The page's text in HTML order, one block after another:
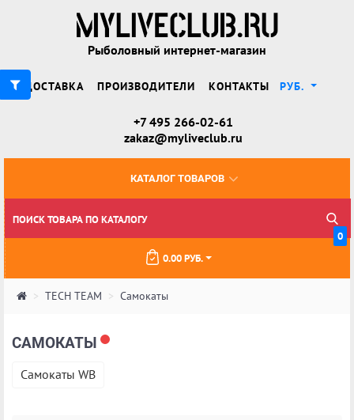
Рыболовный интернет-магазин
ДОСТАВКА ПРОИЗВОДИТЕЛИ КОНТАКТЫ РУБ.
+7 495 266-02-61
zakaz@myliveclub.ru
КАТАЛОГ ТОВАРОВ
0
0.00 РУБ.
TECH TEAM Самокаты
САМОКАТЫ
Самокаты WB